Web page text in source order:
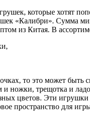
которые хотят
«Калибри». Сумма
из Китая. В
то это может
и ножки, трещотка и
цветов. Эти
пространство для